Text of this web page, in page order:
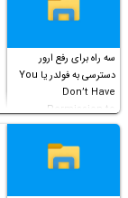
سه راه برای رفع ارور
دسترسی به فولدر یا You
Don’t Have
Permission to
Access this folder